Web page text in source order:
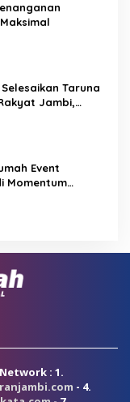
Taruna
Jambi,
Event
Momentum
: 1.
- 4.